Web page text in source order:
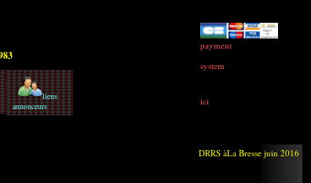
liens
annonceurs
payment
system
ici
DRRS àLa Bresse juin 2016